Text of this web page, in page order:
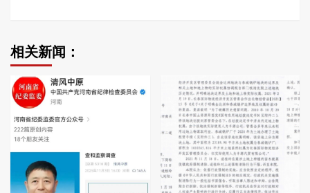
相关新闻：